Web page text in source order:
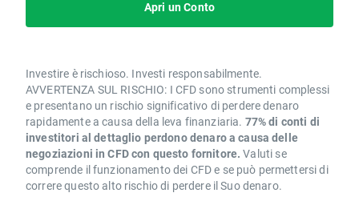
Apri un Conto
Investire è rischioso. Investi responsabilmente.
AVVERTENZA SUL RISCHIO: I CFD sono strumenti complessi
e presentano un rischio significativo di perdere denaro
rapidamente a causa della leva finanziaria. 77% di conti di
investitori al dettaglio perdono denaro a causa delle
negoziazioni in CFD con questo fornitore. Valuti se
comprende il funzionamento dei CFD e se può permettersi di
correre questo alto rischio di perdere il Suo denaro.